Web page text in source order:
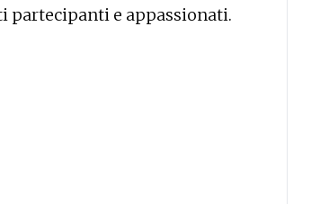
partecipanti e appassionati.